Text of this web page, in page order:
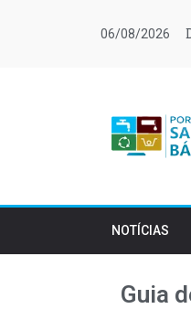
06/08/2026
NOTÍCIAS
Guia